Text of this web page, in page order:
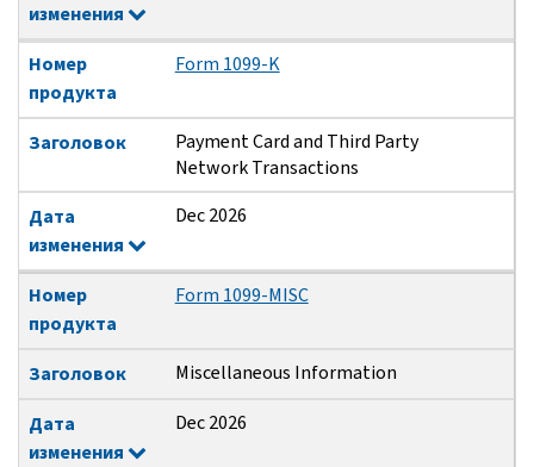
изменения
Номер
продукта
Form 1099-K
Заголовок
Payment Card and Third Party
Network Transactions
Дата
изменения
Dec 2026
Номер
продукта
Form 1099-MISC
Заголовок Miscellaneous Information
Дата
изменения
Dec 2026